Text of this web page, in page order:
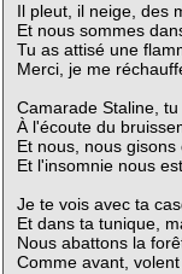
Il pleut, il neige, des
Et nous sommes
Tu as attisé une
Merci, je me
Camarade Staline,
À l'écoute du
Et nous, nous gisons
Et l'insomnie nous
Je te vois avec ta
Et dans ta tunique,
Nous abattons la
Comme avant,